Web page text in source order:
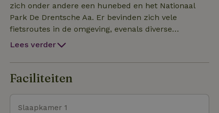
van harte welkom.
zich onder andere een hunebed en het Nationaal
Park De Drentsche Aa. Er bevinden zich vele
fietsroutes in de omgeving, evenals diverse
wandelroutes, waaronder het Pieterpad. Tynaarlo
brinkdorp Zuidlaren, waar in de zomer diverse
gezellige markten worden gehouden op de
steenworp afstand.
Lees verder
Faciliteiten
Slaapkamer 1